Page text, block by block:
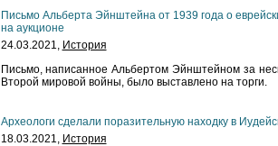
Письмо Альберта Эйнштейна от 1939 года о
на аукционе
24.03.2021, История
Письмо, написанное Альбертом Эйнштейном за
Второй мировой войны, было выставлено на торги.
Археологи сделали поразительную находку в
18.03.2021, История